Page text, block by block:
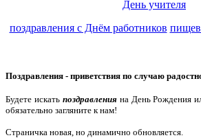
День учителя
поздравления с Днём работников
Поздравления - приветствия по случаю
Будете искать поздравленияна День Рождения
обязательно загляните к нам!
Страничка новая, но динамично обновляется.